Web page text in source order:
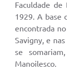
Faculdade
1929. A base
encontrada
Savigny, e
se
Manoilesco.